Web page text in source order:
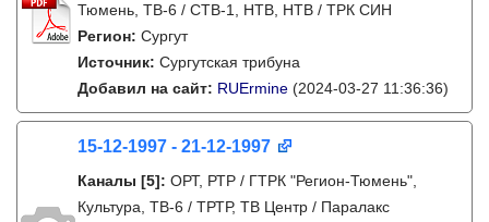
Тюмень, ТВ-6 / СТВ-1, НТВ, НТВ / ТРК СИН
Регион: Сургут
Источник: Сургутская трибуна
Добавил на сайт: RUErmine (2024-03-27 11:36:36)
15-12-1997 - 21-12-1997
Каналы [5]: ОРТ, РТР / ГТРК "Регион-Тюмень",
Культура, ТВ-6 / ТРТР, ТВ Центр / Паралакс